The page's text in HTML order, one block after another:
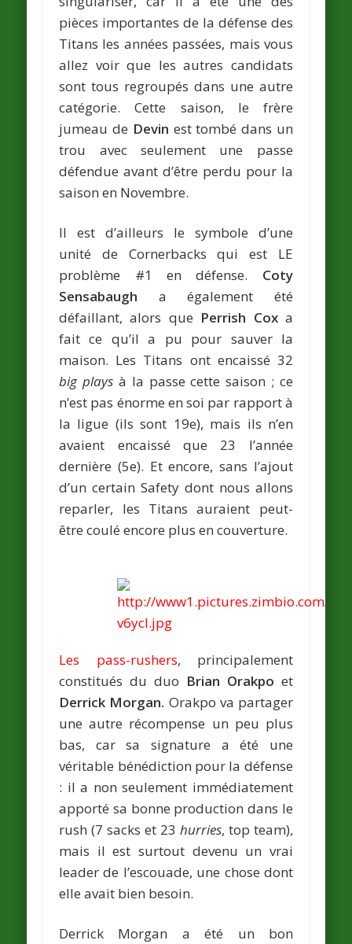
pièces importantes de la défense des
Titans les années passées, mais vous
allez voir que les autres candidats
sont tous regroupés dans une autre
catégorie. Cette saison, le frère
jumeau de Devin est tombé dans un
trou avec seulement une passe
défendue avant d’être perdu pour la
saison en Novembre.
Il est d’ailleurs le symbole d’une
unité de Cornerbacks qui est LE
problème #1 en défense. Coty
Sensabaugh a également été
défaillant, alors que Perrish Coxa
fait ce qu’il a pu pour sauver la
maison. Les Titans ont encaissé 32
big playsà la passe cette saison ; ce
n’est pas énorme en soi par rapport à
la ligue (ils sont 19e), mais ils n’en
avaient encaissé que 23 l’année
dernière (5e). Et encore, sans l’ajout
d’un certain Safety dont nous allons
reparler, les Titans auraient peut-
être coulé encore plus en couverture.
Les pass-rushers, principalement
constitués du duo Brian Orakpo et
Derrick Morgan. Orakpo va partager
une autre récompense un peu plus
bas, car sa signature a été une
véritable bénédiction pour la défense
: il a non seulement immédiatement
apporté sa bonne production dans le
rush (7 sacks et 23 hurries, top team),
mais il est surtout devenu un vrai
leader de l’escouade, une chose dont
elle avait bien besoin.
Derrick Morgan a été un bon